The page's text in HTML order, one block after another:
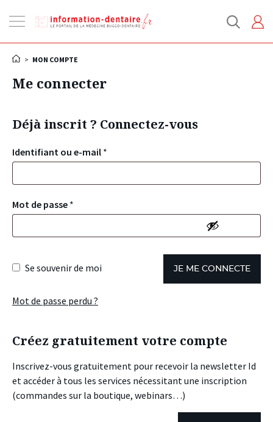
la
> MON COMPTE
Me connecter
Déjà inscrit ? Connectez-vous
Identifiant ou e-mail *
Mot de passe *
Se souvenir de moi JE ME CONNECTE
Mot de passe perdu ?
Créez gratuitement votre compte
Inscrivez-vous gratuitement pour recevoir la newsletter Id
et accéder à tous les services nécessitant une inscription
(commandes sur la boutique, webinars…)